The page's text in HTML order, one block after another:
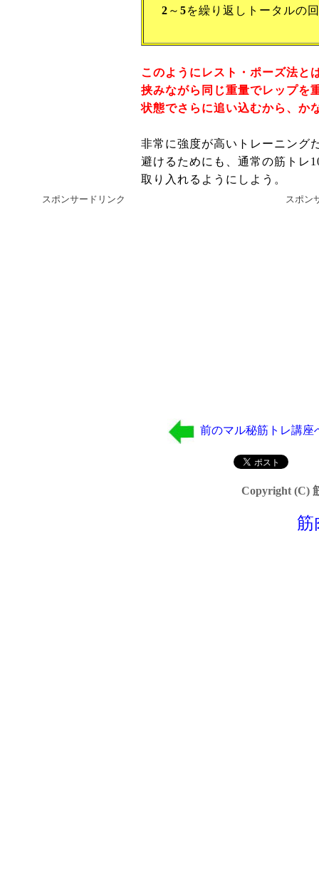
2 ～ 5を繰り返しトータルの
このようにレスト・ポーズ法と
挟みながら同じ重量でレップを
状態でさらに追い込むから、か
非常に強度が高いトレーニング
避けるためにも、通常の筋トレ
取り入れるようにしよう。
スポンサードリンク スポン
前のマル秘筋トレ講座
Copyright (C)
筋